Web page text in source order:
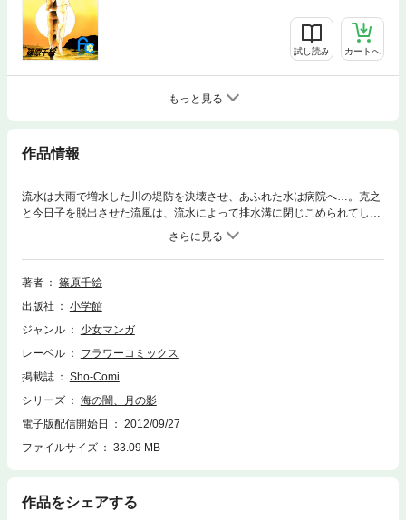
試し読み カートへ
もっと見る
作品情報
流水は大雨で増水した川の堤防を決壊させ、あふれた水は病院へ…。克之
と今日子を脱出させた流風は、流水によって排水溝に閉じこめられてしま
った。傷ついた克之が救出にむかうが、水はどんどんと流れこみ、流風を
閉じこめた排水溝はついに水面下に沈んでしまった…！？
著者
篠原千絵
出版社
小学館
ジャンル
少女マンガ
レーベル
フラワーコミックス
掲載誌
Sho-Comi
シリーズ
海の闇、月の影
電子版配信開始日
2012/09/27
ファイルサイズ
33.09 MB
作品をシェアする